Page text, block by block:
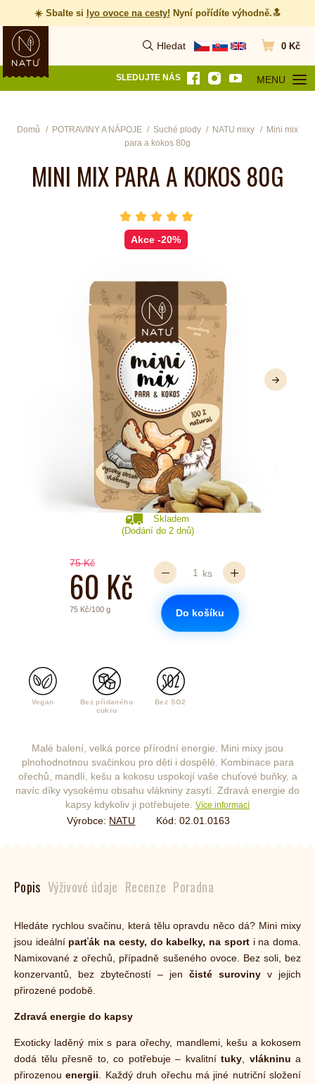
☀️ Sbalte si lyo ovoce na cesty! Nyní pořídíte výhodně.🔝
Hledat
Vyhledat Přejít do
0 Kč
SLEDUJTE NÁS MENU
OTEVŘÍT
Domů POTRAVINY A NÁPOJE Suché plody NATU mixy
Mini mix
para a kokos 80g
MINI MIX PARA A KOKOS 80G
hvězda 1
hvězda 2
hvězda 3hvězda 4
Akce-20%
Další
Skladem
(Dodání do 2 dnů)
75 Kč
60 Kč
75 Kč/100 g
ks
Do košíku
Vegan
Bez přidaného
cukru
Bez SO2
Malé balení, velká porce přírodní energie. Mini mixy jsou
plnohodnotnou svačinkou pro děti i dospělé. Kombinace para
ořechů, mandlí, kešu a kokosu uspokojí vaše chuťové buňky, a
navíc díky vysokému obsahu vlákniny zasytí. Zdravá energie do
kapsy kdykoliv ji potřebujete. Více informací
Výrobce: NATU Kód: 02.01.0163
Popis Výživové údaje Recenze Poradna
Hledáte rychlou svačinu, která tělu opravdu něco dá? Mini mixy
jsou ideální parťák na cesty, do kabelky, na sporti na doma.
Namixované z ořechů, případně sušeného ovoce. Bez soli, bez
konzervantů, bez zbytečností – jen čisté suroviny v jejich
přirozené podobě.
Zdravá energie do kapsy
Exoticky laděný mix s para ořechy, mandlemi, kešu a kokosem
dodá tělu přesně to, co potřebuje – kvalitnítuky vlákninu a
přirozenouenergii . Každý druh ořechu má jiné nutriční složení